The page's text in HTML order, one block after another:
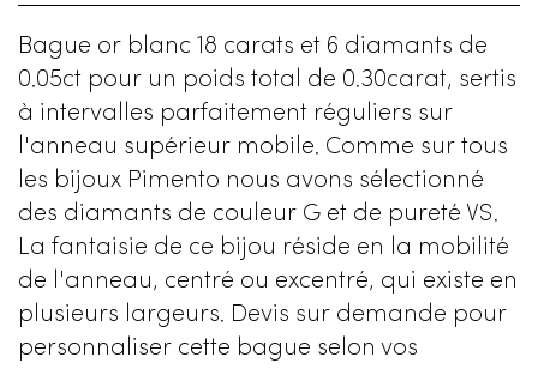
Bague or blanc 18 carats et 6 diamants de
0.05ct pour un poids total de 0.30carat, sertis
à intervalles parfaitement réguliers sur
l'anneau supérieur mobile. Comme sur tous
les bijoux Pimento nous avons sélectionné
des diamants de couleur G et de pureté VS.
La fantaisie de ce bijou réside en la mobilité
de l'anneau, centré ou excentré, qui existe en
plusieurs largeurs. Devis sur demande pour
personnaliser cette bague selon vos